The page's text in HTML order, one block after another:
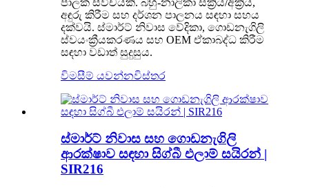
පාලක ස්විචයකි. බහු-නාලිකා සක්‍රිය/අක්‍රිය,
අඳුරු කිරීම සහ දර්ශන පාලනය සඳහා සහය
දක්වයි. ස්මාර්ට් නිවාස වේදිකා, ගොඩනැගිලි
ස්වයංක්‍රීයකරණය සහ OEM ඒකාබද්ධ කිරීම
සඳහා වඩාත් සුදුසුය.
විමසීම් යවන්නවිස්තර
ස්මාර්ට් නිවාස සහ ගොඩනැගිලි
ආරක්ෂාව සඳහා සිග්බී එලාම් සයිරන් |
SIR216